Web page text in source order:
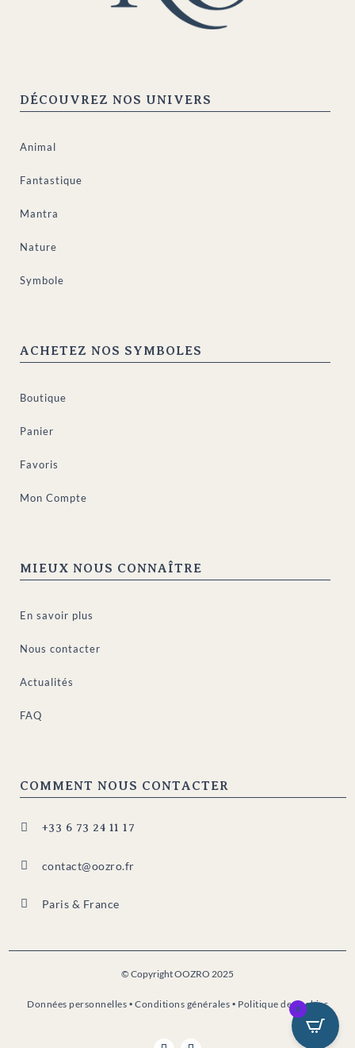
DÉCOUVREZ NOS UNIVERS
Animal
Fantastique
Mantra
Nature
Symbole
ACHETEZ NOS SYMBOLES
Boutique
Panier
Favoris
Mon Compte
MIEUX NOUS CONNAÎTRE
En savoir plus
Nous contacter
Actualités
FAQ
COMMENT NOUS CONTACTER
 +33 6 73 24 11 17
 contact@oozro.fr
 Paris & France
© Copyright OOZRO 2025
Données personnelles • Conditions générales • Politique de cookies
0